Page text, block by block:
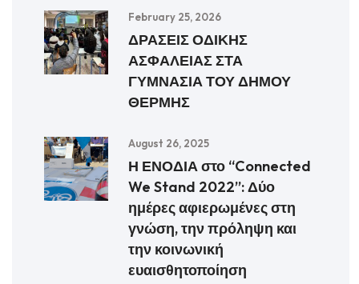
February 25, 2026
ΔΡΑΣΕΙΣ ΟΔΙΚΗΣ
ΑΣΦΑΛΕΙΑΣ ΣΤΑ
ΓΥΜΝΑΣΙΑ ΤΟΥ ΔΗΜΟΥ
ΘΕΡΜΗΣ
August 26, 2025
Η ΕΝΟΔΙΑ στο “Connected
We Stand 2022”: Δύο
ημέρες αφιερωμένες στη
γνώση, την πρόληψη και
την κοινωνική
ευαισθητοποίηση